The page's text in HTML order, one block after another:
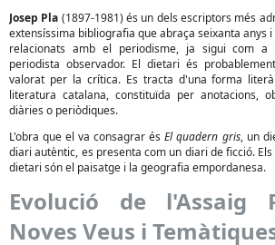
Josep Pla (1897-1981) és un dels escriptors més
extensíssima bibliografia que abraça seixanta anys
relacionats amb el periodisme, ja sigui com a
periodista observador. El dietari és
valorat per la crítica. Es tracta d'una forma
literatura catalana, constituïda per anotacions,
diàries o periòdiques.
L'obra que el va consagrar ésEl quadern gris, un
diari autèntic, es presenta com un diari de ficció.
dietari són el paisatge i la geografia empordanesa.
Evolució de l'Assaig
Noves Veus i